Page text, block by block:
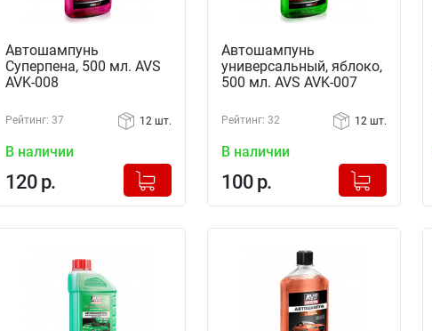
Автошампунь
Суперпена, 500 мл. AVS
AVK-008
Рейтинг: 37 12 шт.
В наличии
120 р.
+
Добавлено в корзину
Автошампунь
универсальный, яблоко,
500 мл. AVS AVK-007
Рейтинг: 32 12 шт.
В наличии
100 р.
+
Добавлено в корзину